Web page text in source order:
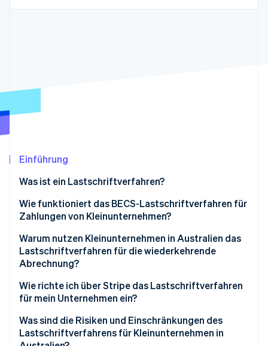
Ecosystem
Einführung
Was ist ein Lastschriftverfahren?
Wie funktioniert das BECS-Lastschriftverfahren für
Zahlungen von Kleinunternehmen?
Warum nutzen Kleinunternehmen in Australien das
Lastschriftverfahren für die wiederkehrende
Abrechnung?
Wie richte ich über Stripe das Lastschriftverfahren
für mein Unternehmen ein?
Was sind die Risiken und Einschränkungen des
Lastschriftverfahrens für Kleinunternehmen in